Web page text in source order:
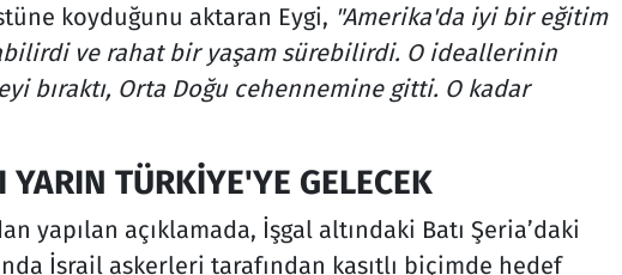
koyduğunu aktaran Eygi, "Amerika'da iyi bir eğitim
ve rahat bir yaşam sürebilirdi. O ideallerinin
bıraktı, Orta Doğu cehennemine gitti. O kadar
TÜRKİYE'YE GELECEK
yapılan açıklamada, İşgal altındaki Batı Şeria’daki
İsrail askerleri tarafından kasıtlı biçimde hedef